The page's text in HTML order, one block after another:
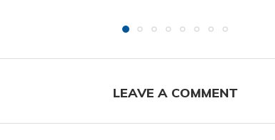
LEAVE A COMMENT